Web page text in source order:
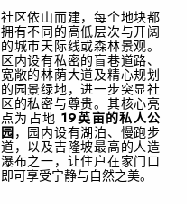
社区依山而建，每个地块都
拥有不同的高低层次与开阔
的城市天际线或森林景观。
区内设有私密的盲巷道路、
宽敞的林荫大道及精心规划
的园景绿地，进一步突显社
区的私密与尊贵。其核心亮
点为占地 19英亩的私人公
园，园内设有湖泊、慢跑步
道，以及吉隆坡最高的人造
瀑布之一，让住户在家门口
即可享受宁静与自然之美。